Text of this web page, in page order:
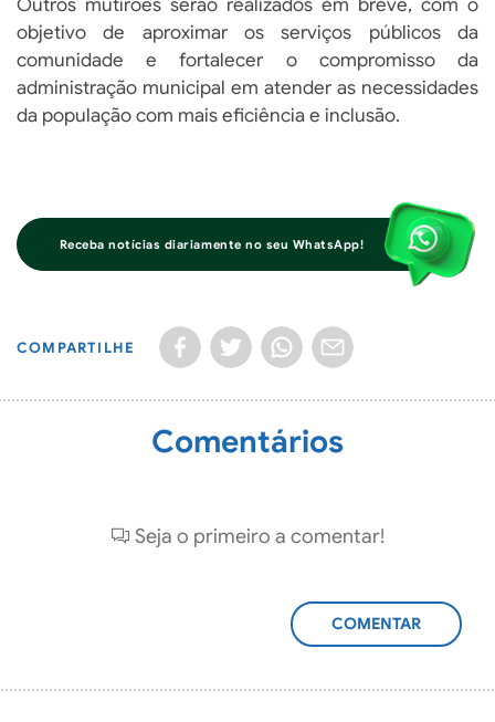
Outros mutirões serão realizados em breve, com o
objetivo de aproximar os serviços públicos da
comunidade e fortalecer o compromisso da
administração municipal em atender as necessidades
da população com mais eficiência e inclusão.
Receba notícias diariamente no seu WhatsApp!
COMPARTILHE
Comentários
Seja o primeiro a comentar!
ADICIONAR